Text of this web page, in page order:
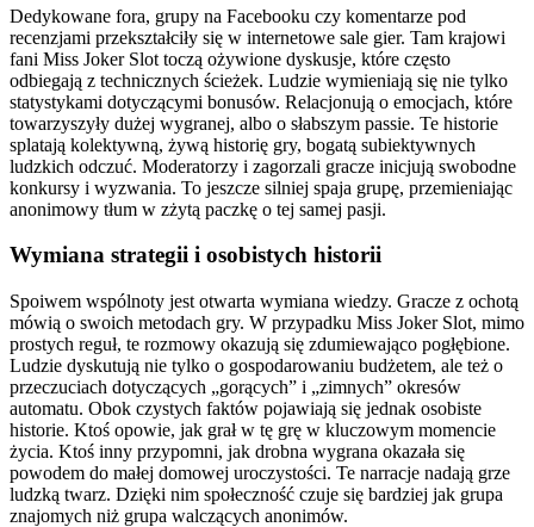
Dedykowane fora, grupy na Facebooku czy komentarze pod
recenzjami przekształciły się w internetowe sale gier. Tam krajowi
fani Miss Joker Slot toczą ożywione dyskusje, które często
odbiegają z technicznych ścieżek. Ludzie wymieniają się nie tylko
statystykami dotyczącymi bonusów. Relacjonują o emocjach, które
towarzyszyły dużej wygranej, albo o słabszym passie. Te historie
splatają kolektywną, żywą historię gry, bogatą subiektywnych
ludzkich odczuć. Moderatorzy i zagorzali gracze inicjują swobodne
konkursy i wyzwania. To jeszcze silniej spaja grupę, przemieniając
anonimowy tłum w zżytą paczkę o tej samej pasji.
Wymiana strategii i osobistych historii
Spoiwem wspólnoty jest otwarta wymiana wiedzy. Gracze z ochotą
mówią o swoich metodach gry. W przypadku Miss Joker Slot, mimo
prostych reguł, te rozmowy okazują się zdumiewająco pogłębione.
Ludzie dyskutują nie tylko o gospodarowaniu budżetem, ale też o
przeczuciach dotyczących „gorących” i „zimnych” okresów
automatu. Obok czystych faktów pojawiają się jednak osobiste
historie. Ktoś opowie, jak grał w tę grę w kluczowym momencie
życia. Ktoś inny przypomni, jak drobna wygrana okazała się
powodem do małej domowej uroczystości. Te narracje nadają grze
ludzką twarz. Dzięki nim społeczność czuje się bardziej jak grupa
znajomych niż grupa walczących anonimów.